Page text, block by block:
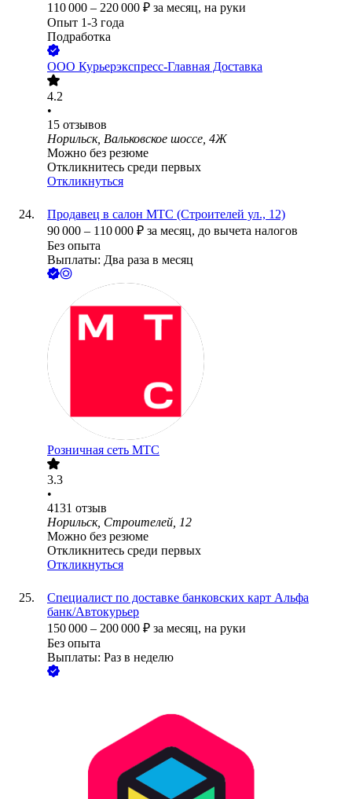
110 000 – 220 000 ₽ за месяц, на руки
Опыт 1-3 года
Подработка
ООО Курьерэкспресс-Главная Доставка
4.2
•
15 отзывов
Норильск, Вальковское шоссе, 4Ж
Можно без резюме
Откликнитесь среди первых
Откликнуться
Продавец в салон МТС (Строителей ул., 12)
90 000 – 110 000 ₽ за месяц, до вычета налогов
Без опыта
Выплаты: Два раза в месяц
Розничная сеть МТС
3.3
•
4131 отзыв
Норильск, Строителей, 12
Можно без резюме
Откликнитесь среди первых
Откликнуться
Специалист по доставке банковских карт Альфа
банк/Автокурьер
150 000 – 200 000 ₽ за месяц, на руки
Без опыта
Выплаты: Раз в неделю